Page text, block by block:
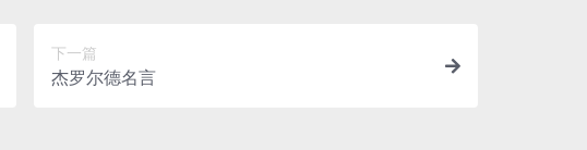
下一篇
杰罗尔德名言